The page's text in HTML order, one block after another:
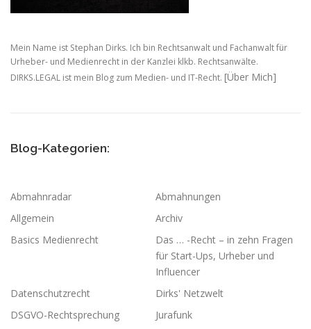
Mein Name ist Stephan Dirks. Ich bin Rechtsanwalt und Fachanwalt für
Urheber- und Medienrecht in der Kanzlei klkb. Rechtsanwälte.
DIRKS.LEGAL ist mein Blog zum Medien- und IT-Recht. [Über Mich]
Blog-Kategorien:
Abmahnradar
Abmahnungen
Allgemein
Archiv
Basics Medienrecht
Das … -Recht – in zehn Fragen
für Start-Ups, Urheber und
Influencer
Datenschutzrecht
Dirks' Netzwelt
DSGVO-Rechtsprechung
Jurafunk